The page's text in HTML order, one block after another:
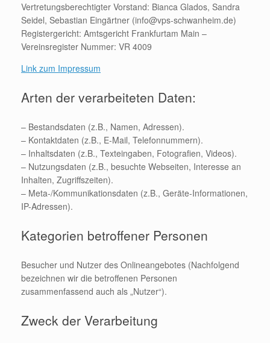
Vertretungsberechtigter Vorstand: Bianca Glados, Sandra
Seidel, Sebastian Eingärtner (info@vps-schwanheim.de)
Registergericht: Amtsgericht Frankfurtam Main –
Vereinsregister Nummer: VR 4009
Link zum Impressum
Arten der verarbeiteten Daten:
– Bestandsdaten (z.B., Namen, Adressen).
– Kontaktdaten (z.B., E-Mail, Telefonnummern).
– Inhaltsdaten (z.B., Texteingaben, Fotografien, Videos).
– Nutzungsdaten (z.B., besuchte Webseiten, Interesse an
Inhalten, Zugriffszeiten).
– Meta-/Kommunikationsdaten (z.B., Geräte-Informationen,
IP-Adressen).
Kategorien betroffener Personen
Besucher und Nutzer des Onlineangebotes (Nachfolgend
bezeichnen wir die betroffenen Personen
zusammenfassend auch als „Nutzer“).
Zweck der Verarbeitung